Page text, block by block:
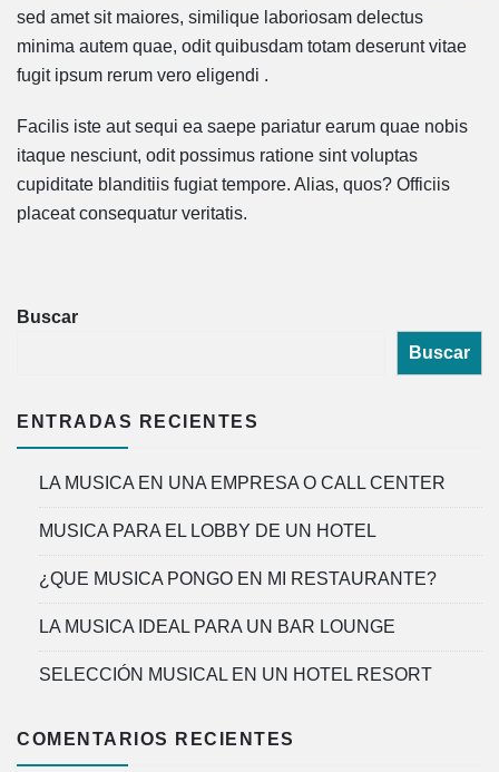
sed amet sit maiores, similique laboriosam delectus
minima autem quae, odit quibusdam totam deserunt vitae
fugit ipsum rerum vero eligendi .
Facilis iste aut sequi ea saepe pariatur earum quae nobis
itaque nesciunt, odit possimus ratione sint voluptas
cupiditate blanditiis fugiat tempore. Alias, quos? Officiis
placeat consequatur veritatis.
Buscar
Buscar
ENTRADAS RECIENTES
LA MUSICA EN UNA EMPRESA O CALL CENTER
MUSICA PARA EL LOBBY DE UN HOTEL
¿QUE MUSICA PONGO EN MI RESTAURANTE?
LA MUSICA IDEAL PARA UN BAR LOUNGE
SELECCIÓN MUSICAL EN UN HOTEL RESORT
COMENTARIOS RECIENTES